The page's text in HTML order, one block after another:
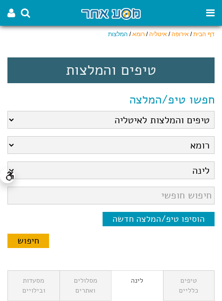
דף הבית/ אירופה/ איטליה/ רומא/ המלצות
טיפים והמלצות
חפשו טיפ/המלצה
הוסיפו טיפ/המלצה חדשה
טיפים
כלליים
לינה
מסלולים
ואתרים
מסעדות
ובילויים